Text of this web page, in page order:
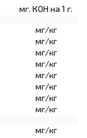
мг. КОН на 1 г.
мг/кг
мг/кг
мг/кг
мг/кг
мг/кг
мг/кг
мг/кг
мг/кг
мг/кг